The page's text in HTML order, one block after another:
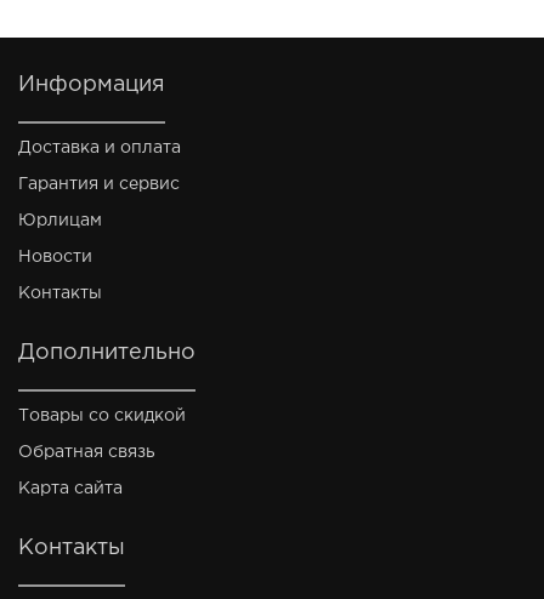
Информация
Доставка и оплата
Гарантия и сервис
Юрлицам
Новости
Контакты
Дополнительно
Товары со скидкой
Обратная связь
Карта сайта
Контакты